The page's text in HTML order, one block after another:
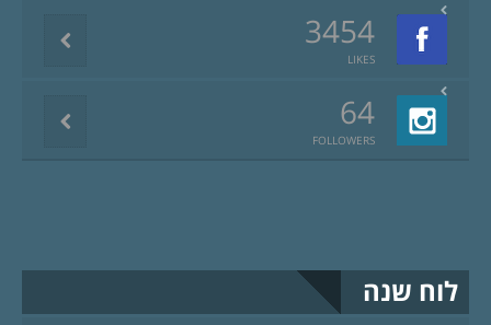
3454
LIKES
64
FOLLOWERS
לוח שנה